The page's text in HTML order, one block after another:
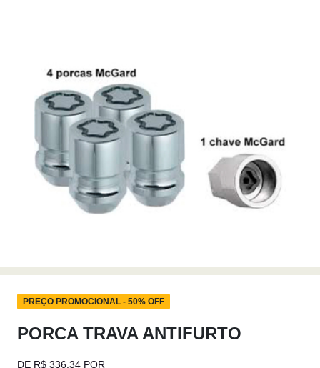
PREÇO PROMOCIONAL - 50% OFF
PORCA TRAVA ANTIFURTO
DE R$ 336,34 POR